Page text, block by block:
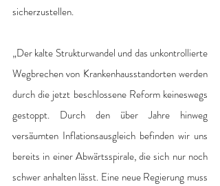
sicherzustellen.
„Der kalte Strukturwandel und das unkontrollierte
Wegbrechen von Krankenhausstandorten werden
durch die jetzt beschlossene Reform keineswegs
gestoppt. Durch den über Jahre hinweg
versäumten Inflationsausgleich befinden wir uns
bereits in einer Abwärtsspirale, die sich nur noch
schwer anhalten lässt. Eine neue Regierung muss